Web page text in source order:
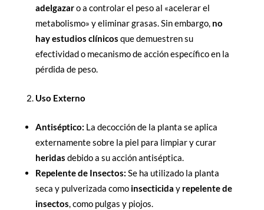
adelgazaro a controlar el peso al «acelerar el
metabolismo» y eliminar grasas. Sin embargo, no
hay estudios clínicos que demuestren su
efectividad o mecanismo de acción específico en la
pérdida de peso.
Uso Externo
Antiséptico: La decocción de la planta se aplica
externamente sobre la piel para limpiar y curar
heridas debido a su acción antiséptica.
Repelente de Insectos: Se ha utilizado la planta
seca y pulverizada como insecticida y repelente de
insectos, como pulgas y piojos.